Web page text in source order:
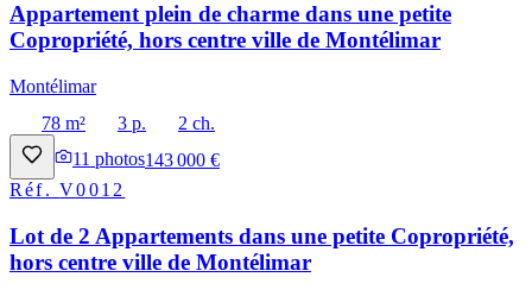
Appartement plein de charme dans une petite
Copropriété, hors centre ville de Montélimar
Montélimar
78 m²
3 p.
2 ch.
11 photos143 000 €
Réf.V0012
Lot de 2 Appartements dans une petite Copropriété,
hors centre ville de Montélimar